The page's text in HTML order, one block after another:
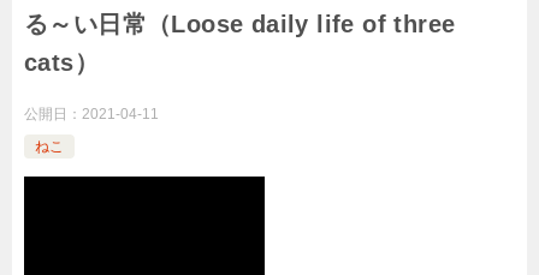
る～い日常（Loose daily life of three
cats）
公開日： 2021-04-11
ねこ